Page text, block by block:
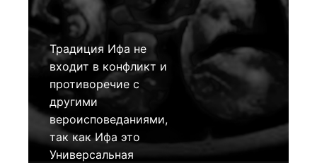
Традиция Ифа не
входит в конфликт и
противоречие с
другими
вероисповеданиями,
так как Ифа это
Универсальная